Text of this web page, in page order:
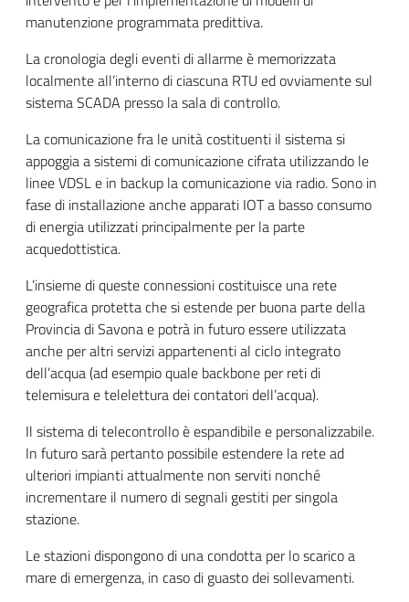
manutenzione programmata predittiva.
La cronologia degli eventi di allarme è memorizzata
localmente all’interno di ciascuna RTU ed ovviamente sul
sistema SCADA presso la sala di controllo.
La comunicazione fra le unità costituenti il sistema si
appoggia a sistemi di comunicazione cifrata utilizzando le
linee VDSL e in backup la comunicazione via radio. Sono in
fase di installazione anche apparati IOT a basso consumo
di energia utilizzati principalmente per la parte
acquedottistica.
L’insieme di queste connessioni costituisce una rete
geografica protetta che si estende per buona parte della
Provincia di Savona e potrà in futuro essere utilizzata
anche per altri servizi appartenenti al ciclo integrato
dell’acqua (ad esempio quale backbone per reti di
telemisura e telelettura dei contatori dell’acqua).
Il sistema di telecontrollo è espandibile e personalizzabile.
In futuro sarà pertanto possibile estendere la rete ad
ulteriori impianti attualmente non serviti nonché
incrementare il numero di segnali gestiti per singola
stazione.
Le stazioni dispongono di una condotta per lo scarico a
mare di emergenza, in caso di guasto dei sollevamenti.